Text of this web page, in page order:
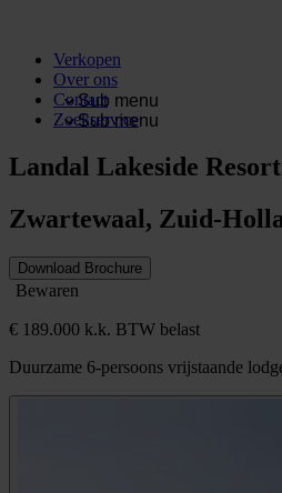
Verkopen
Over ons
Sub menu
Contact
Sub menu
Zoekservice
Landal Lakeside
Zwartewaal, Zuid-
Download Brochure
Bewaren
€ 189.000 k.k. BTW belast
Duurzame 6-persoons vrijstaande